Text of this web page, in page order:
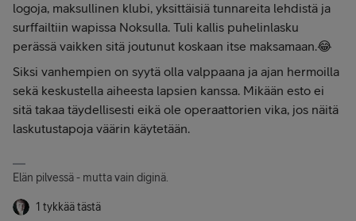
logoja, maksullinen klubi, yksittäisiä tunnareita lehdistä ja
surffailtiin wapissa Noksulla. Tuli kallis puhelinlasku
perässä vaikken sitä joutunut koskaan itse maksamaan.😂
Siksi vanhempien on syytä olla valppaana ja ajan hermoilla
sekä keskustella aiheesta lapsien kanssa. Mikään esto ei
sitä takaa täydellisesti eikä ole operaattorien vika, jos näitä
laskutustapoja väärin käytetään.
Elän pilvessä - mutta vain diginä.
1 tykkää tästä